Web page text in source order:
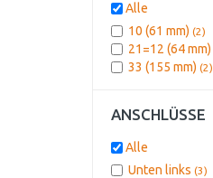
Alle
10 (61 mm) (2)
21=12 (64 mm)
33 (155 mm) (2)
ANSCHLÜSSE
Alle
Unten links (3)